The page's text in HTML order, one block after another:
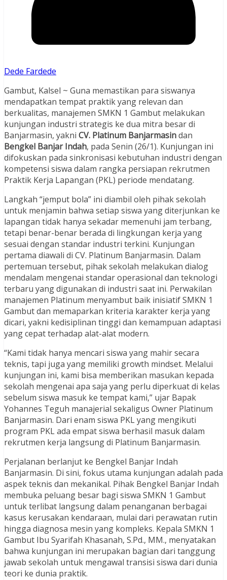
Dede Fardede
Gambut, Kalsel ~ Guna memastikan para siswanya
mendapatkan tempat praktik yang relevan dan
berkualitas, manajemen SMKN 1 Gambut melakukan
kunjungan industri strategis ke dua mitra besar di
Banjarmasin, yakni CV. Platinum Banjarmasindan
Bengkel Banjar Indah, pada Senin (26/1). Kunjungan ini
difokuskan pada sinkronisasi kebutuhan industri dengan
kompetensi siswa dalam rangka persiapan rekrutmen
Praktik Kerja Lapangan (PKL) periode mendatang.
Langkah “jemput bola” ini diambil oleh pihak sekolah
untuk menjamin bahwa setiap siswa yang diterjunkan ke
lapangan tidak hanya sekadar memenuhi jam terbang,
tetapi benar-benar berada di lingkungan kerja yang
sesuai dengan standar industri terkini. Kunjungan
pertama diawali di CV. Platinum Banjarmasin. Dalam
pertemuan tersebut, pihak sekolah melakukan dialog
mendalam mengenai standar operasional dan teknologi
terbaru yang digunakan di industri saat ini. Perwakilan
manajemen Platinum menyambut baik inisiatif SMKN 1
Gambut dan memaparkan kriteria karakter kerja yang
dicari, yakni kedisiplinan tinggi dan kemampuan adaptasi
yang cepat terhadap alat-alat modern.
“Kami tidak hanya mencari siswa yang mahir secara
teknis, tapi juga yang memiliki growth mindset. Melalui
kunjungan ini, kami bisa memberikan masukan kepada
sekolah mengenai apa saja yang perlu diperkuat di kelas
sebelum siswa masuk ke tempat kami,” ujar Bapak
Yohannes Teguh manajerial sekaligus Owner Platinum
Banjarmasin. Dari enam siswa PKL yang mengikuti
program PKL ada empat siswa berhasil masuk dalam
rekrutmen kerja langsung di Platinum Banjarmasin.
Perjalanan berlanjut ke Bengkel Banjar Indah
Banjarmasin. Di sini, fokus utama kunjungan adalah pada
aspek teknis dan mekanikal. Pihak Bengkel Banjar Indah
membuka peluang besar bagi siswa SMKN 1 Gambut
untuk terlibat langsung dalam penanganan berbagai
kasus kerusakan kendaraan, mulai dari perawatan rutin
hingga diagnosa mesin yang kompleks. Kepala SMKN 1
Gambut Ibu Syarifah Khasanah, S.Pd., MM., menyatakan
bahwa kunjungan ini merupakan bagian dari tanggung
jawab sekolah untuk mengawal transisi siswa dari dunia
teori ke dunia praktik.